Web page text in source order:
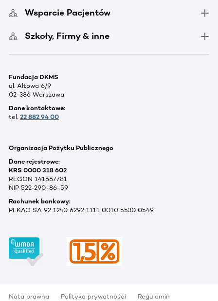
Wsparcie Pacjentów
Szkoły, Firmy & inne
Fundacja DKMS
ul. Altowa 6/9
02-386 Warszawa
Dane kontaktowe:
tel. 22 882 94 00
Organizacja Pożytku Publicznego
Dane rejestrowe:
KRS 0000 318 602
REGON 141667781
NIP 522-290-86-59
Rachunek bankowy:
PEKAO SA 92 1240 6292 1111 0010 5530 0549
Nota prawna Polityka prywatności
Regulamin